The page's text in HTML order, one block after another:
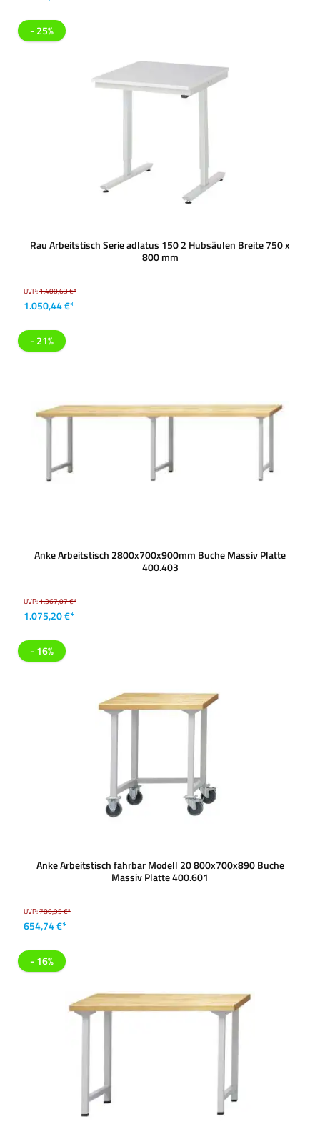
- 25%
Rau Arbeitstisch Serie adlatus 150 2 Hubsäulen Breite 750 x
800 mm
UVP:1.400,63 €*
1.050,44 €*
- 21%
Anke Arbeitstisch 2800x700x900mm Buche Massiv Platte
400.403
UVP:1.367,07 €*
1.075,20 €*
- 16%
Anke Arbeitstisch fahrbar Modell 20 800x700x890 Buche
Massiv Platte 400.601
UVP:786,95 €*
654,74 €*
- 16%